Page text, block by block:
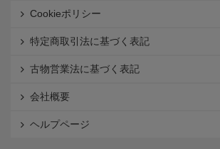
Cookieポリシー
特定商取引法に基づく表記
古物営業法に基づく表記
会社概要
ヘルプページ